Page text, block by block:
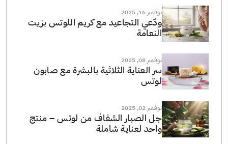
نوفمبر 16, 2025
ودّعي التجاعيد مع كريم اللوتس بزيت
النعامة
نوفمبر 08, 2025
سر العناية الثلاثية بالبشرة مع صابون
لوتس
نوفمبر 02, 2025
جل الصبار الشفاف من لوتس – منتج
واحد لعناية شاملة